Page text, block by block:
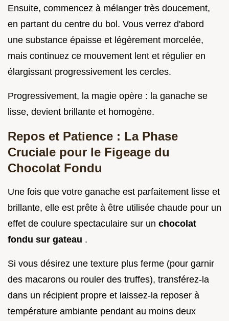
Ensuite, commencez à mélanger très doucement,
en partant du centre du bol. Vous verrez d'abord
une substance épaisse et légèrement morcelée,
mais continuez ce mouvement lent et régulier en
élargissant progressivement les cercles.
Progressivement, la magie opère : la ganache se
lisse, devient brillante et homogène.
Repos et Patience : La Phase
Cruciale pour le Figeage du
Chocolat Fondu
Une fois que votre ganache est parfaitement lisse et
brillante, elle est prête à être utilisée chaude pour un
effet de coulure spectaculaire sur un chocolat
fondu sur gateau .
Si vous désirez une texture plus ferme (pour garnir
des macarons ou rouler des truffes), transférez-la
dans un récipient propre et laissez-la reposer à
température ambiante pendant au moins deux